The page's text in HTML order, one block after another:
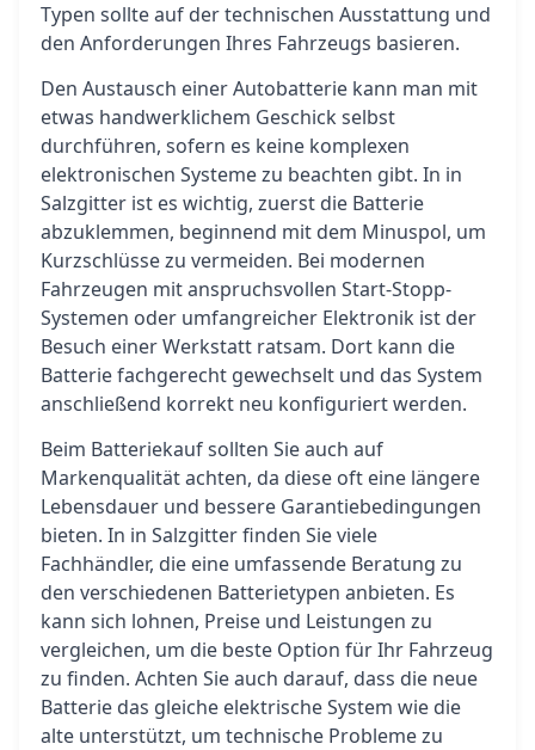
Typen sollte auf der technischen Ausstattung und
den Anforderungen Ihres Fahrzeugs basieren.
Den Austausch einer Autobatterie kann man mit
etwas handwerklichem Geschick selbst
durchführen, sofern es keine komplexen
elektronischen Systeme zu beachten gibt. In in
Salzgitter ist es wichtig, zuerst die Batterie
abzuklemmen, beginnend mit dem Minuspol, um
Kurzschlüsse zu vermeiden. Bei modernen
Fahrzeugen mit anspruchsvollen Start-Stopp-
Systemen oder umfangreicher Elektronik ist der
Besuch einer Werkstatt ratsam. Dort kann die
Batterie fachgerecht gewechselt und das System
anschließend korrekt neu konfiguriert werden.
Beim Batteriekauf sollten Sie auch auf
Markenqualität achten, da diese oft eine längere
Lebensdauer und bessere Garantiebedingungen
bieten. In in Salzgitter finden Sie viele
Fachhändler, die eine umfassende Beratung zu
den verschiedenen Batterietypen anbieten. Es
kann sich lohnen, Preise und Leistungen zu
vergleichen, um die beste Option für Ihr Fahrzeug
zu finden. Achten Sie auch darauf, dass die neue
Batterie das gleiche elektrische System wie die
alte unterstützt, um technische Probleme zu